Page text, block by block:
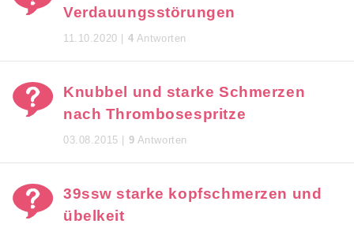
Verdauungsstörungen
11.10.2020 | 4 Antworten
Knubbel und starke Schmerzen
nach Thrombosespritze
03.08.2015 | 9 Antworten
39ssw starke kopfschmerzen und
übelkeit